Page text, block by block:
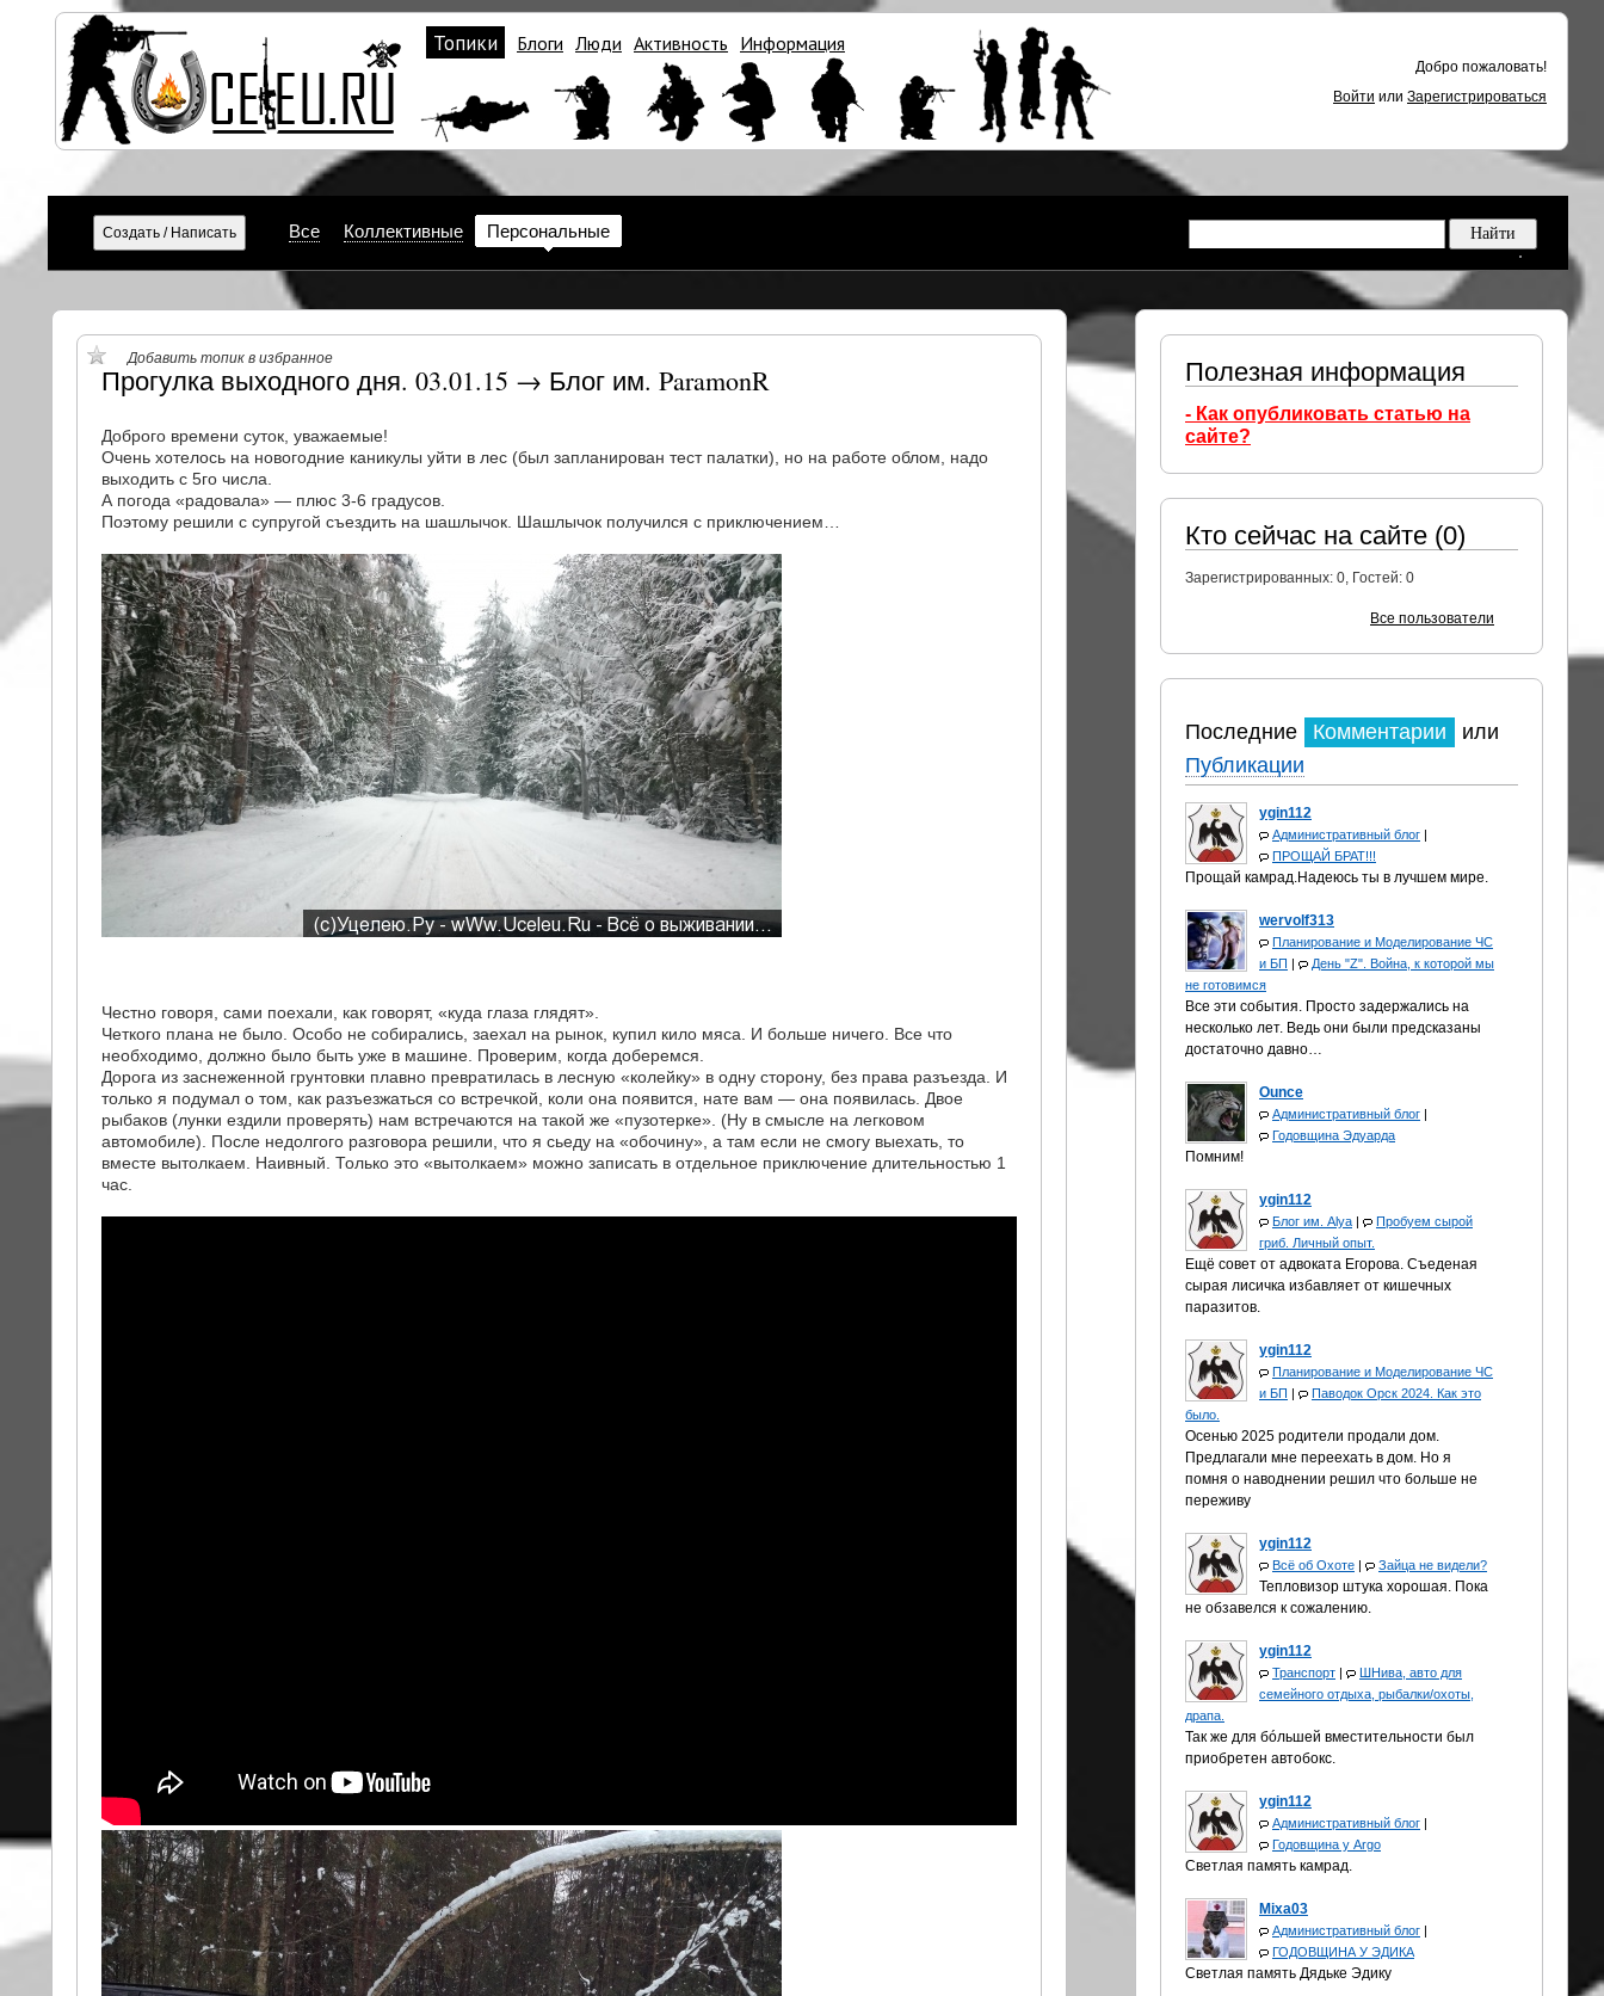
Топики Блоги Люди Активность Информация
Добро пожаловать!
Войти или Зарегистрироваться
Все Коллективные Персональные
Полезная информация
- Как опубликовать статью на
сайте?
Кто сейчас на сайте (0)
Зарегистрированных: 0, Гостей: 0
Все пользователи
Последние Комментарии
или
Публикации
ygin112
Административный блог |
ПРОЩАЙ БРАТ!!!
Прощай камрад.Надеюсь ты в лучшем мире.
wervolf313
Планирование и Моделирование ЧС
и БП |
День "Z". Война, к которой мы
не готовимся
Все эти события. Просто задержались на
несколько лет. Ведь они были предсказаны
достаточно давно…
Ounce
Административный блог |
Годовщина Эдуарда
Помним!
ygin112
Блог им. Alya |
Пробуем сырой
гриб. Личный опыт.
Ещё совет от адвоката Егорова. Съеденая
сырая лисичка избавляет от кишечных
паразитов.
ygin112
Планирование и Моделирование ЧС
и БП |
Паводок Орск 2024. Как это
было.
Осенью 2025 родители продали дом.
Предлагали мне переехать в дом. Но я
помня о наводнении решил что больше не
переживу
ygin112
Всё об Охоте | Зайца не видели?
Тепловизор штука хорошая. Пока
не обзавелся к сожалению.
ygin112
Транспорт |
ШНива, авто для
семейного отдыха, рыбалки/охоты,
драпа.
Так же для бóльшей вместительности был
приобретен автобокс.
ygin112
Административный блог |
Годовщина у Аrgo
Светлая память камрад.
Mixa03
Административный блог |
ГОДОВЩИНА У ЭДИКА
Светлая память Дядьке Эдику
Добавить топик в избранное
Прогулка выходного дня. 03.01.15 → Блог им. ParamonR
Доброго времени суток, уважаемые!
Очень хотелось на новогодние каникулы уйти в лес (был запланирован тест палатки), но на работе облом, надо
выходить с 5го числа.
А погода «радовала» — плюс 3-6 градусов.
Поэтому решили с супругой съездить на шашлычок. Шашлычок получился с приключением…
Честно говоря, сами поехали, как говорят, «куда глаза глядят».
Четкого плана не было. Особо не собирались, заехал на рынок, купил кило мяса. И больше ничего. Все что
необходимо, должно было быть уже в машине. Проверим, когда доберемся.
Дорога из заснеженной грунтовки плавно превратилась в лесную «колейку» в одну сторону, без права разъезда. И
только я подумал о том, как разъезжаться со встречкой, коли она появится, нате вам — она появилась. Двое
рыбаков (лунки ездили проверять) нам встречаются на такой же «пузотерке». (Ну в смысле на легковом
автомобиле). После недолгого разговора решили, что я сьеду на «обочину», а там если не смогу выехать, то
вместе вытолкаем. Наивный. Только это «вытолкаем» можно записать в отдельное приключение длительностью 1
час.